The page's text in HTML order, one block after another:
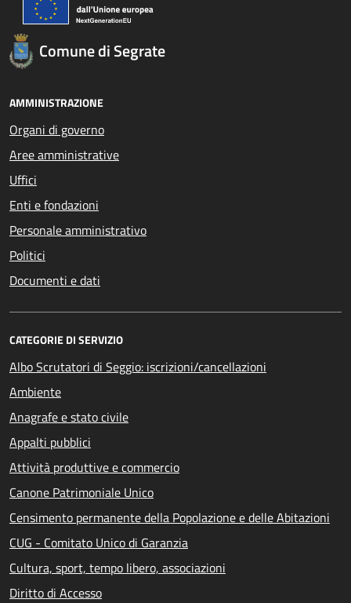
Comune di Segrate
AMMINISTRAZIONE
Organi di governo
Aree amministrative
Uffici
Enti e fondazioni
Personale amministrativo
Politici
Documenti e dati
CATEGORIE DI SERVIZIO
Albo Scrutatori di Seggio: iscrizioni/cancellazioni
Ambiente
Anagrafe e stato civile
Appalti pubblici
Attività produttive e commercio
Canone Patrimoniale Unico
Censimento permanente della Popolazione e delle Abitazioni
CUG - Comitato Unico di Garanzia
Cultura, sport, tempo libero, associazioni
Diritto di Accesso